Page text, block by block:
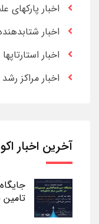
اخبار پارکهای
اخبار
اخبار استارتاپها
اخبار مراکز رشد
آخرین اخبار
تامین